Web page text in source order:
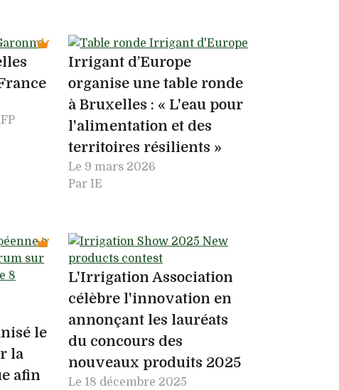
Irrigant d’Europe
organise une table ronde
à Bruxelles : « L'eau pour
l'alimentation et des
territoires résilients »
Le 9 mars 2026
Par IE
le
la
afin
L'Irrigation Association
célèbre l'innovation en
annonçant les lauréats
du concours des
nouveaux produits 2025
Le 18 décembre 2025